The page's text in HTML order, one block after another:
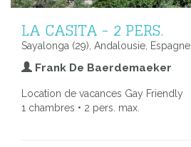
LA CASITA - 2 PERS.
Sayalonga (29), Andalousie, Espagne
Frank De Baerdemaeker
Location de vacances Gay Friendly
1 chambres • 2 pers. max.